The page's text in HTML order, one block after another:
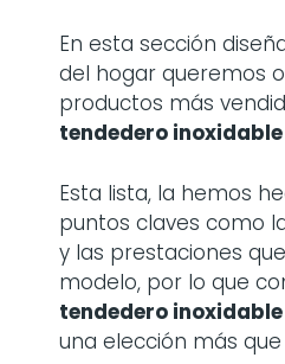
En esta sección
del hogar queremos
productos más
tendedero inoxidable
Esta lista, la hemos
puntos claves como
y las prestaciones
modelo, por lo que
tendedero inoxidable
una elección más que